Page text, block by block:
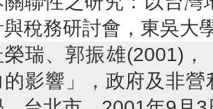
與稅務研討會，東吳大
榮瑞、郭振雄(2001)
的影響」，政府及非